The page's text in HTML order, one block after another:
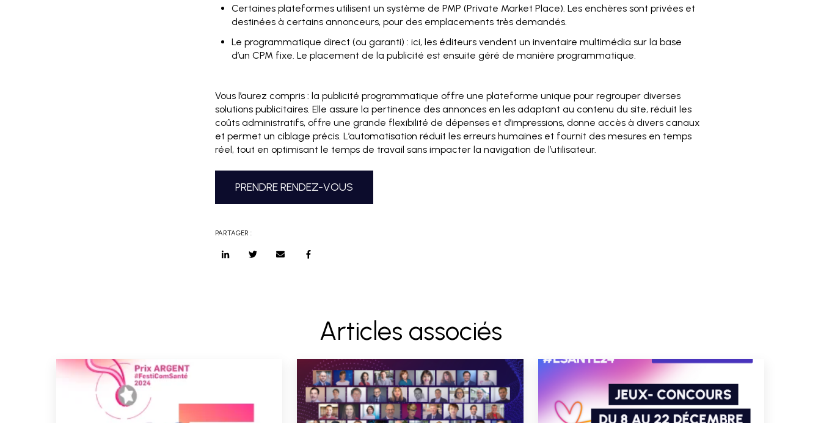
Certaines plateformes utilisent un système de PMP (Private Market Place). Les enchères sont privées et
destinées à certains annonceurs, pour des emplacements très demandés.
Le programmatique direct (ou garanti) : ici, les éditeurs vendent un inventaire multimédia sur la base
d’un CPM fixe. Le placement de la publicité est ensuite géré de manière programmatique.
Vous l’aurez compris : la publicité programmatique offre une plateforme unique pour regrouper diverses
solutions publicitaires. Elle assure la pertinence des annonces en les adaptant au contenu du site, réduit les
coûts administratifs, offre une grande flexibilité de dépenses et d’impressions, donne accès à divers canaux
et permet un ciblage précis. L’automatisation réduit les erreurs humaines et fournit des mesures en temps
réel, tout en optimisant le temps de travail sans impacter la navigation de l’utilisateur.
PRENDRE RENDEZ-VOUS
PARTAGER :
Articles associés